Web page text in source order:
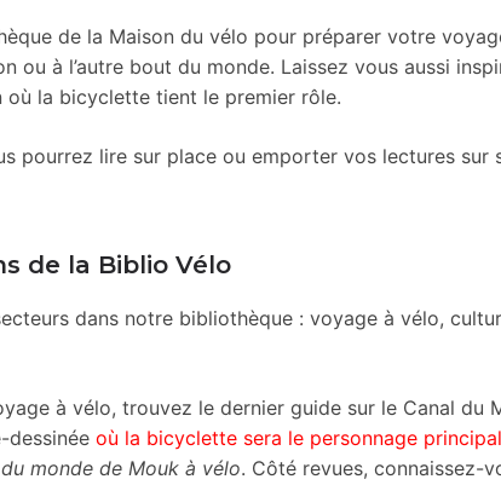
de la Maison du vélo pour préparer votre
ou à l’autre bout du monde. Laissez vous aussi
où la bicyclette tient le premier rôle.
pourrez lire sur place ou emporter vos lectures sur
de la Biblio Vélo
dans notre bibliothèque : voyage à vélo,
à vélo, trouvez le dernier guide sur le Canal du
dessinée où la bicyclette sera le personnage
monde de Mouk à vélo. Côté revues, connaissez-